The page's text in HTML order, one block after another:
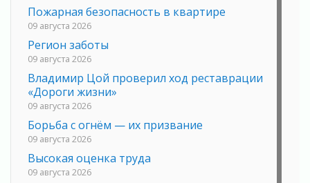
Пожарная безопасность в квартире
09 августа 2026
Регион заботы
09 августа 2026
Владимир Цой проверил ход реставрации
«Дороги жизни»
09 августа 2026
Борьба с огнём — их призвание
09 августа 2026
Высокая оценка труда
09 августа 2026